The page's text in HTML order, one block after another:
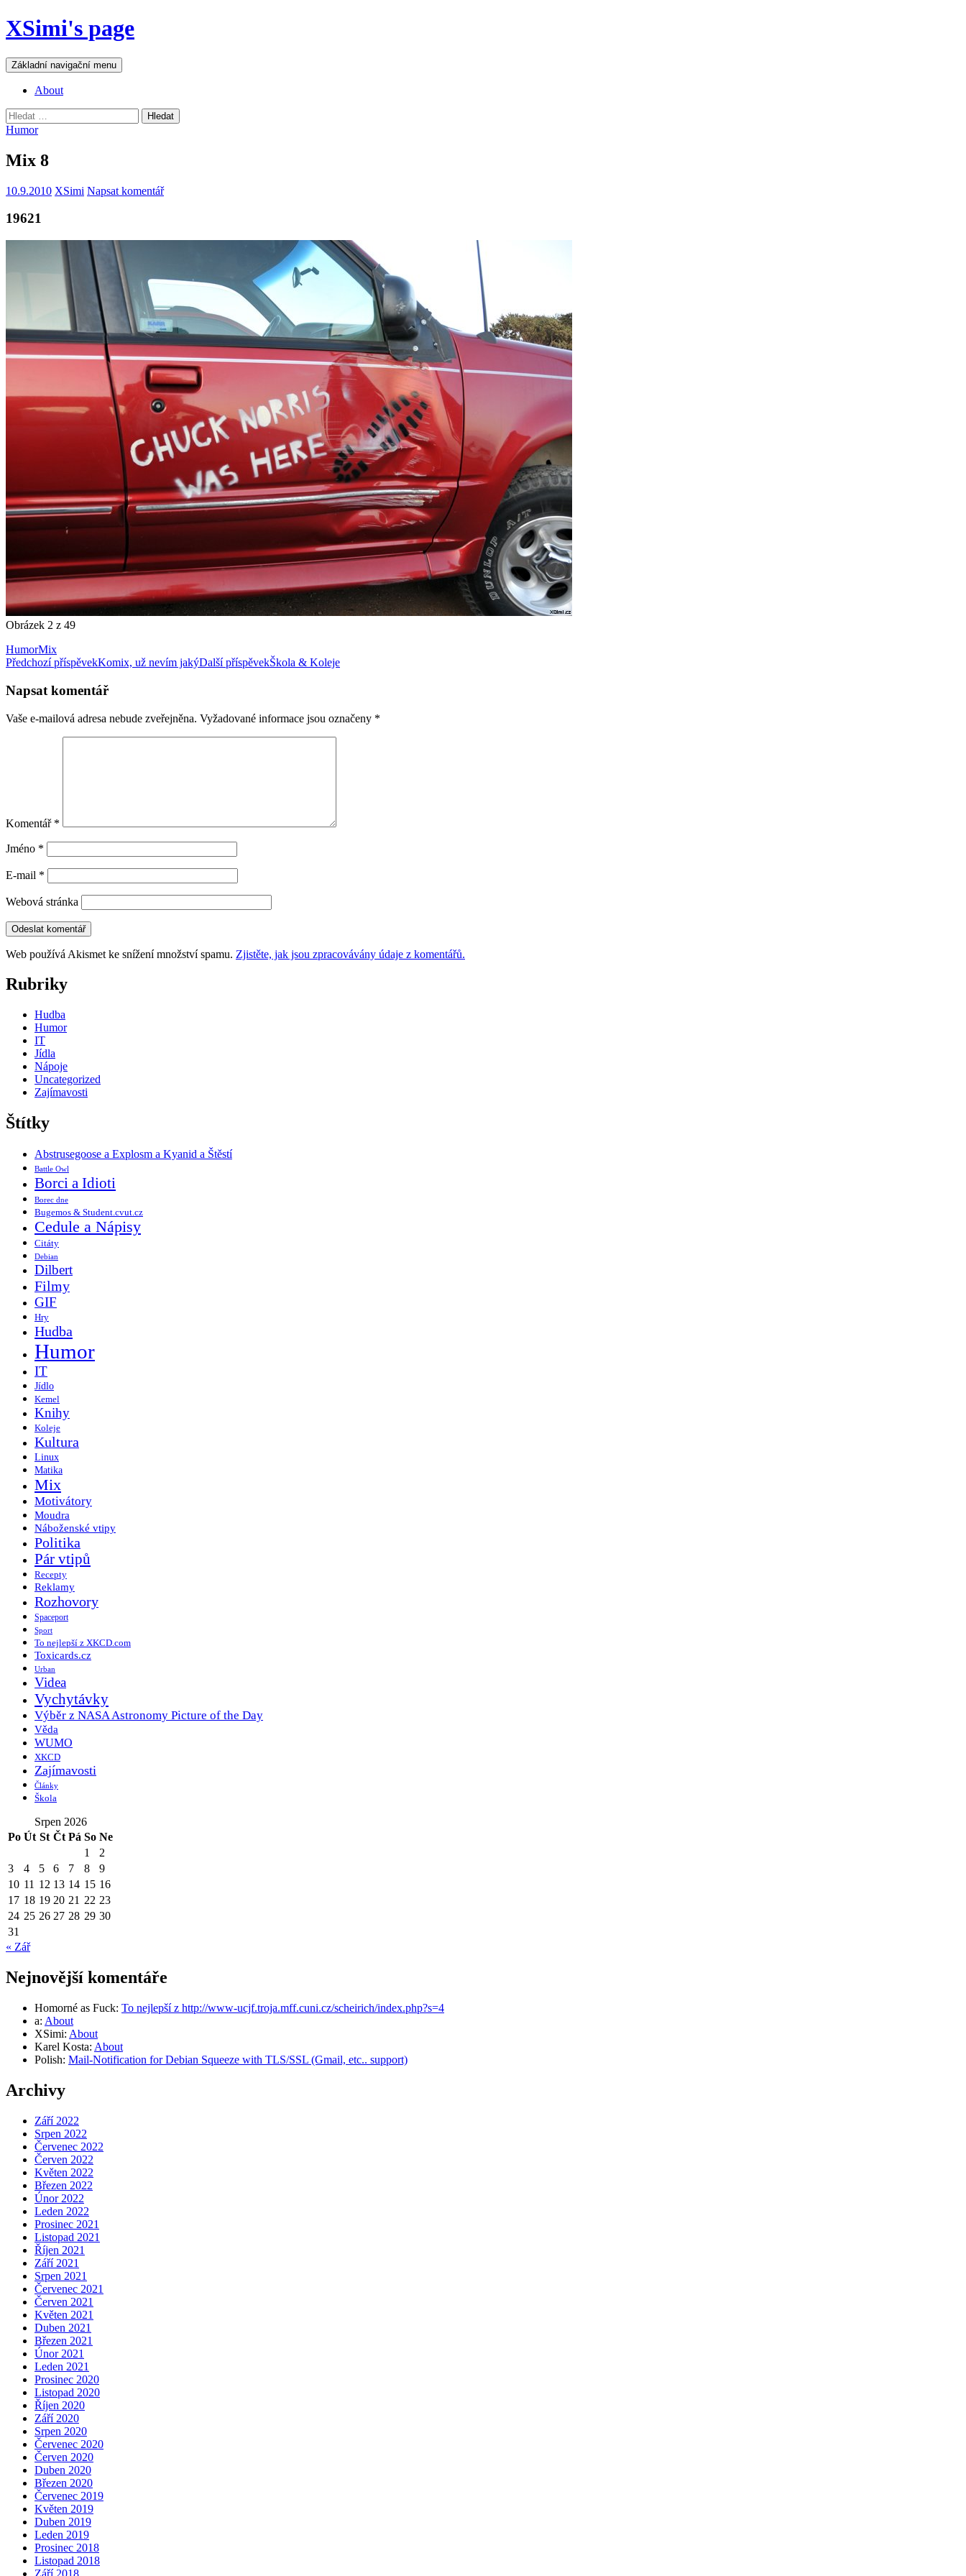
Přejít
k
webu
XSimi's page
Hledat
Základní navigační menu
About
Vyhledávání
Humor
Mix 8
10.9.2010 XSimi Napsat komentář
19621
Obrázek 2 z 49
HumorMix
Navigace
pro
příspěvky
Předchozí příspěvekKomix, už nevím jakýDalší příspěvekŠkola & Koleje
Napsat komentář
Vaše e-mailová adresa nebude zveřejněna. Vyžadované informace jsou označeny *
Komentář *
Jméno *
E-mail *
Webová stránka
Web používá Akismet ke snížení množství spamu. Zjistěte, jak jsou zpracovávány údaje z komentářů.
Rubriky
Hudba
Humor
IT
Jídla
Nápoje
Uncategorized
Zajímavosti
Štítky
Abstrusegoose a Explosm a Kyanid a Štěstí
Battle Owl
Borci a Idioti
Borec dne
Bugemos & Student.cvut.cz
Cedule a Nápisy
Citáty
Debian
Dilbert
Filmy
GIF
Hry
Hudba
Humor
IT
Jídlo
Kemel
Knihy
Koleje
Kultura
Linux
Matika
Mix
Motivátory
Moudra
Náboženské vtipy
Politika
Pár vtipů
Recepty
Reklamy
Rozhovory
Spaceport
Sport
To nejlepší z XKCD.com
Toxicards.cz
Urban
Videa
Vychytávky
Výběr z NASA Astronomy Picture of the Day
Věda
WUMO
XKCD
Zajímavosti
Články
Škola
Srpen 2026
Po Út St Čt Pá So Ne
1
2
3
4 5 6 7 8
9
10 11 12 13 14 15 16
17 18 19 20 21 22 23
24 25 26 27 28 29 30
31
« Zář
Nejnovější komentáře
Homorné as Fuck: To nejlepší z http://www-ucjf.troja.mff.cuni.cz/scheirich/index.php?s=4
a: About
XSimi: About
Karel Kosta: About
Polish: Mail-Notification for Debian Squeeze with TLS/SSL (Gmail, etc.. support)
Archivy
Září 2022
Srpen 2022
Červenec 2022
Červen 2022
Květen 2022
Březen 2022
Únor 2022
Leden 2022
Prosinec 2021
Listopad 2021
Říjen 2021
Září 2021
Srpen 2021
Červenec 2021
Červen 2021
Květen 2021
Duben 2021
Březen 2021
Únor 2021
Leden 2021
Prosinec 2020
Listopad 2020
Říjen 2020
Září 2020
Srpen 2020
Červenec 2020
Červen 2020
Duben 2020
Březen 2020
Červenec 2019
Květen 2019
Duben 2019
Leden 2019
Prosinec 2018
Listopad 2018
Září 2018